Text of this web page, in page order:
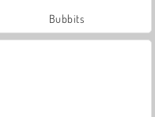
Bubbits